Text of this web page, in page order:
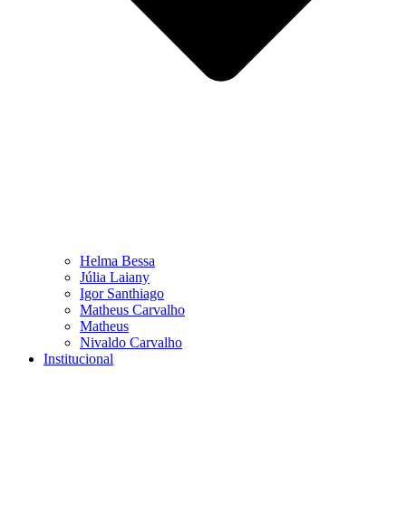
Helma Bessa
Júlia Laiany
Igor Santhiago
Matheus Carvalho
Matheus
Nivaldo Carvalho
Institucional